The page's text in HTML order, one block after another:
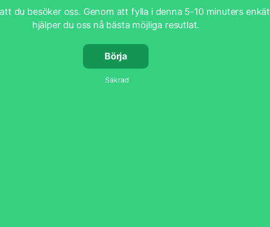
du besöker oss. Genom att fylla i denna 5-10 minuters enkät
hjälper du oss nå bästa möjliga resutlat.
Börja
Säkrad